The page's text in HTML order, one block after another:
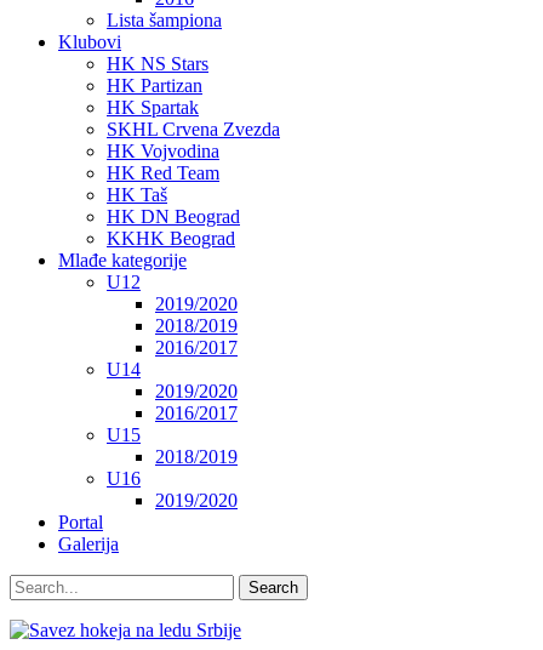
Lista šampiona
Klubovi
HK NS Stars
HK Partizan
HK Spartak
SKHL Crvena Zvezda
HK Vojvodina
HK Red Team
HK Taš
HK DN Beograd
KKHK Beograd
Mlađe kategorije
U12
2019/2020
2018/2019
2016/2017
U14
2019/2020
2016/2017
U15
2018/2019
U16
2019/2020
Portal
Galerija